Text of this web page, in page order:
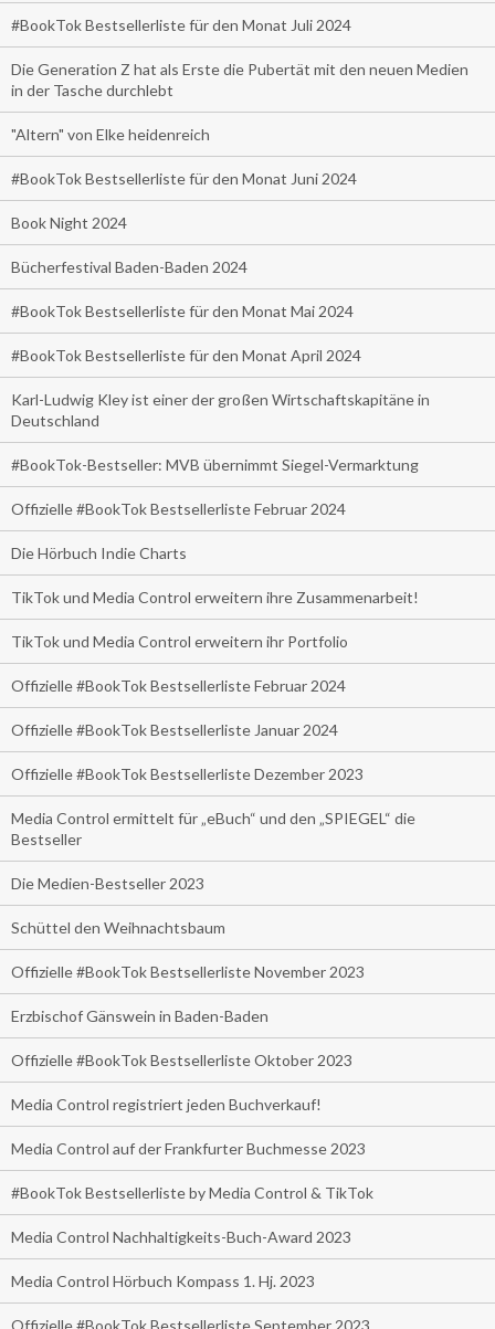
#BookTok Bestsellerliste für den Monat Juli 2024
Die Generation Z hat als Erste die Pubertät mit den neuen Medien
in der Tasche durchlebt
"Altern" von Elke heidenreich
#BookTok Bestsellerliste für den Monat Juni 2024
Book Night 2024
Bücherfestival Baden-Baden 2024
#BookTok Bestsellerliste für den Monat Mai 2024
#BookTok Bestsellerliste für den Monat April 2024
Karl-Ludwig Kley ist einer der großen Wirtschaftskapitäne in
Deutschland
#BookTok-Bestseller: MVB übernimmt Siegel-Vermarktung
Offizielle #BookTok Bestsellerliste Februar 2024
Die Hörbuch Indie Charts
TikTok und Media Control erweitern ihre Zusammenarbeit!
TikTok und Media Control erweitern ihr Portfolio
Offizielle #BookTok Bestsellerliste Februar 2024
Offizielle #BookTok Bestsellerliste Januar 2024
Offizielle #BookTok Bestsellerliste Dezember 2023
Media Control ermittelt für „eBuch“ und den „SPIEGEL“ die
Bestseller
Die Medien-Bestseller 2023
Schüttel den Weihnachtsbaum
Offizielle #BookTok Bestsellerliste November 2023
Erzbischof Gänswein in Baden-Baden
Offizielle #BookTok Bestsellerliste Oktober 2023
Media Control registriert jeden Buchverkauf!
Media Control auf der Frankfurter Buchmesse 2023
#BookTok Bestsellerliste by Media Control & TikTok
Media Control Nachhaltigkeits-Buch-Award 2023
Media Control Hörbuch Kompass 1. Hj. 2023